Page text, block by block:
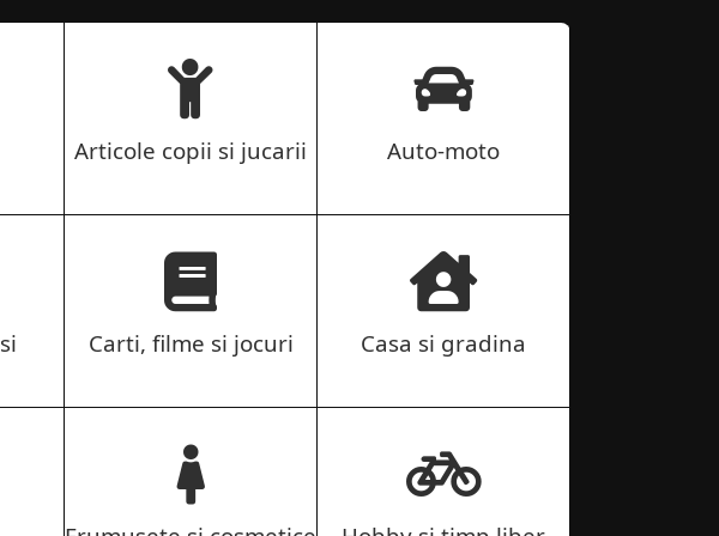
Articole copii si jucarii Auto-moto
Carti, filme si jocuri Casa si gradina